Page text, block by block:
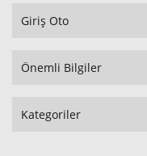
Giriş Oto
Önemli Bilgiler
Kategoriler